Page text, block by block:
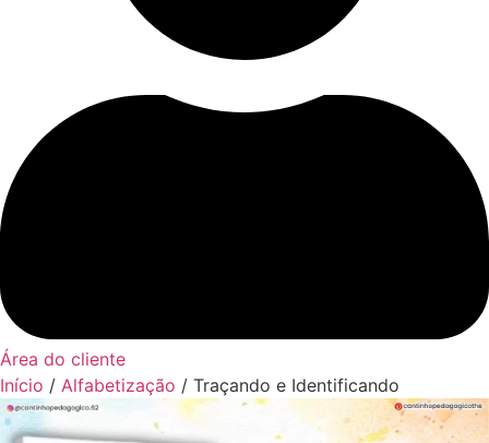
Área do cliente
Início / Alfabetização / Traçando e Identificando